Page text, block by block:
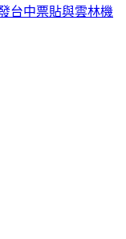
台中票貼與雲林機